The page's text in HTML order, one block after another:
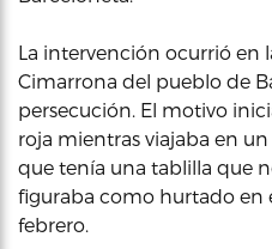
La intervención ocurrió en
Cimarrona del pueblo de
persecución. El motivo
roja mientras viajaba en
que tenía una tablilla que
figuraba como hurtado en
febrero.